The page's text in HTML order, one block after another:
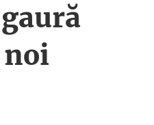
noi